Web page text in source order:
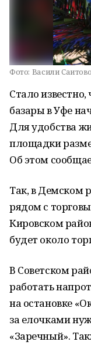
Фото: Васили
Стало
базары в Уфе
Для удобства
площадки
Об этом
Так, в Демском
рядом с
Кировском
будет около
В Советском
работать
на остановке
за елочками
«Заречный».